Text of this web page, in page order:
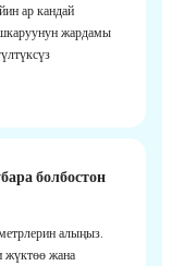
ар кандай
жардамы
болбостон
алыңыз.
жүктөө жана